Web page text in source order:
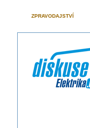
ZPRAVODAJSTVÍ